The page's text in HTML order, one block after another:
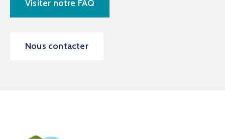
Visiter notre FAQ
Nous contacter